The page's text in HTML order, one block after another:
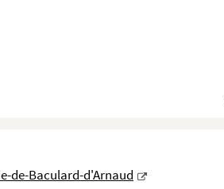
de-Baculard-d'Arnaud